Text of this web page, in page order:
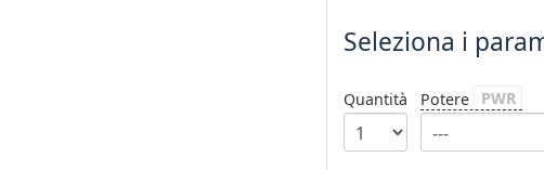
Seleziona i
Quantità Potere PWR